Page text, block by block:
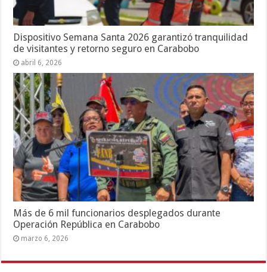
Dispositivo Semana Santa 2026 garantizó tranquilidad
de visitantes y retorno seguro en Carabobo
abril 6, 2026
Más de 6 mil funcionarios desplegados durante
Operación República en Carabobo
marzo 6, 2026